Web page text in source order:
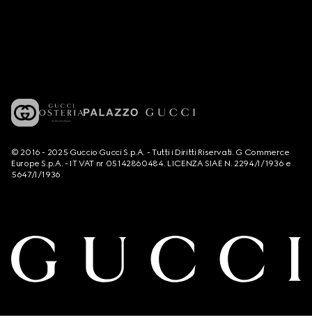
© 2016 - 2025 Guccio Gucci S.p.A. - Tutti i Diritti Riservati. G Commerce
Europe S.p.A. - IT VAT nr 05142860484. LICENZA SIAE N. 2294/I/1936 e
5647/I/1936